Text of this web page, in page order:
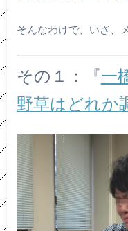
そんなわけで、いざ、
その１：『一
野草はどれか